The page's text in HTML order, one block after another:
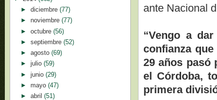
ante Nacional
“Vengo a
confianza
29 años pasó
el Córdoba,
primera
► diciembre (77)
► noviembre (77)
► octubre (56)
► septiembre (52)
► agosto (69)
► julio (59)
► junio (29)
► mayo (47)
► abril (51)